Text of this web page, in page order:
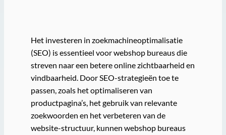
Het investeren in zoekmachineoptimalisatie
(SEO) is essentieel voor webshop bureaus die
streven naar een betere online zichtbaarheid en
vindbaarheid. Door SEO-strategieën toe te
passen, zoals het optimaliseren van
productpagina’s, het gebruik van relevante
zoekwoorden en het verbeteren van de
website-structuur, kunnen webshop bureaus